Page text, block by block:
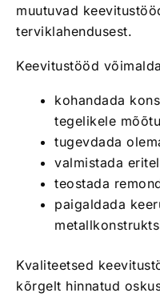
muutuvad
terviklahendusest.
Keevitustööd
kohandada
tegelikele
tugevdada
valmistada
teostada
paigaldada
Kvaliteetsed
kõrgelt hinnatud